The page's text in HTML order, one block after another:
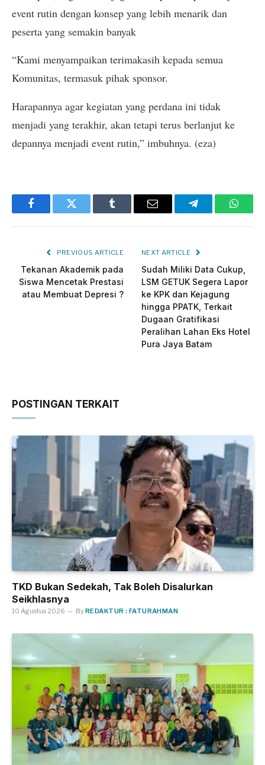
event rutin dengan konsep yang lebih menarik dan
peserta yang semakin banyak
“Kami menyampaikan terimakasih kepada semua
Komunitas, termasuk pihak sponsor.
Harapannya agar kegiatan yang perdana ini tidak
menjadi yang terakhir, akan tetapi terus berlanjut ke
depannya menjadi event rutin,” imbuhnya. (eza)
FacebookTwitter Tumblr Email Telegram
PREVIOUS ARTICLE
Tekanan Akademik pada
Siswa Mencetak Prestasi
atau Membuat Depresi ?
NEXT ARTICLE
Sudah Miliki Data Cukup,
LSM GETUK Segera Lapor
ke KPK dan Kejagung
hingga PPATK, Terkait
Dugaan Gratifikasi
Peralihan Lahan Eks Hotel
Pura Jaya Batam
POSTINGAN TERKAIT
TKD Bukan Sedekah, Tak Boleh Disalurkan
Seikhlasnya
10 Agustus 2026 ByREDAKTUR : FATURAHMAN